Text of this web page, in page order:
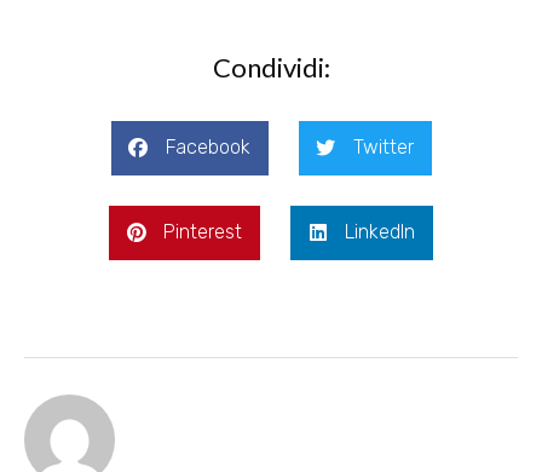
Condividi:
Facebook Twitter
Pinterest LinkedIn